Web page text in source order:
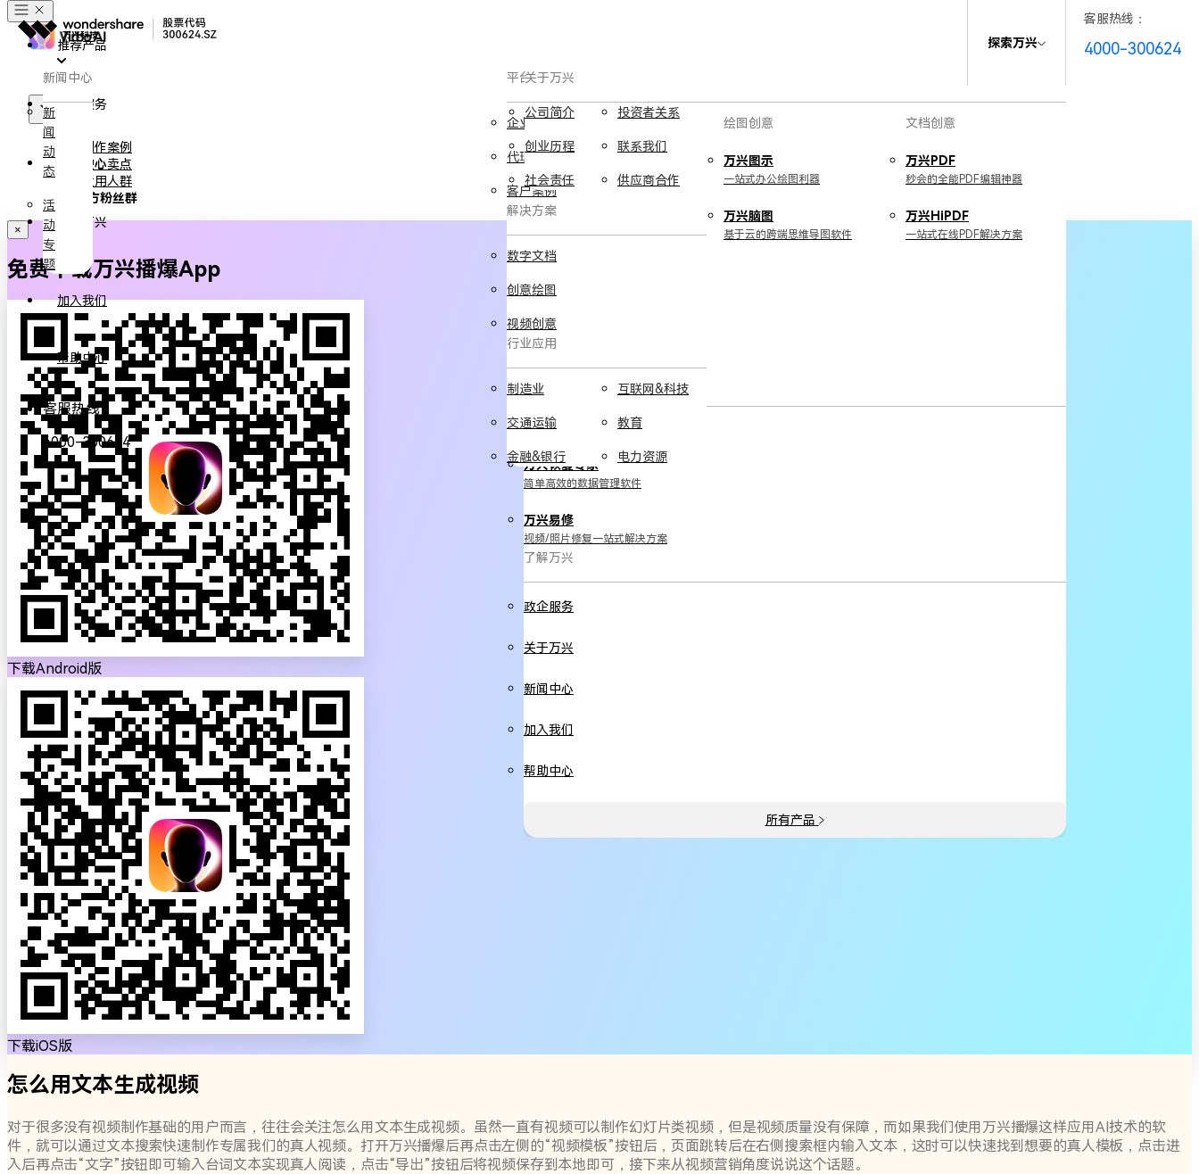
探索万兴
客服热线：
4000-300624
推荐产品
AIGC数字创意
视频创意
万兴剧厂
AI驱动的一站式精品影视内容创作平
台
万兴喵影
AI赋能，你也是剪辑大师
万兴天幕
Wondershare SelfyzAI
绘图创意
万兴图示
一站式办公绘图利器
万兴脑图
基于云的跨端思维导图软件
文档创意
万兴PDF
秒会的全能PDF编辑神器
万兴HiPDF
一站式在线PDF解决方案
实用工具
实用工具
万兴恢复专家
简单高效的数据管理软件
万兴易修
视频/照片修复一站式解决方案
了解万兴
政企服务
关于万兴
新闻中心
加入我们
帮助中心
所有产品
政企服务
平台服务
企业用户
代理商
客户案例
解决方案
数字文档
创意绘图
视频创意
行业应用
制造业
交通运输
金融&银行
互联网&科技
教育
电力资源
新闻中心
新闻中心
新
闻
动
态
活
动
专
题
关于万兴
关于万兴
公司简介
创业历程
社会责任
投资者关系
联系我们
供应商合作
加入我们
帮助中心
客服热线：
4000-300624
创作案例
核心卖点
适用人群
官方粉丝群
×
免费下载万兴播爆App
下载Android版
下载iOS版
怎么用文本生成视频
对于很多没有视频制作基础的用户而言，往往会关注怎么用文本生成视频。虽然一直有视频可以制作幻灯片类视频，但是视频质量没有保障，而如果我们使用万兴播爆这样应用AI技术的软
件，就可以通过文本搜索快速制作专属我们的真人视频。打开万兴播爆后再点击左侧的“视频模板”按钮后，页面跳转后在右侧搜索框内输入文本，这时可以快速找到想要的真人模板，点击进
入后再点击“文字”按钮即可输入台词文本实现真人阅读，点击“导出”按钮后将视频保存到本地即可，接下来从视频营销角度说说这个话题。